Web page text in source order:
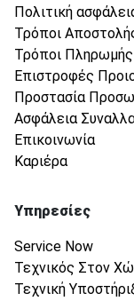
Πολιτική
Τρόποι
Τρόποι Πληρωμής
Επιστροφές
Προστασία
Ασφάλεια
Επικοινωνία
Καριέρα
Υπηρεσίες
Service Now
Τεχνικός Στον
Τεχνική